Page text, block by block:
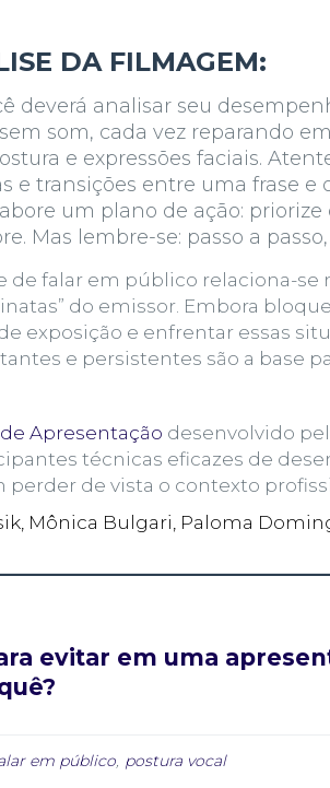
DA FILMAGEM:
deverá analisar seu
som, cada vez reparando
e expressões faciais.
e transições entre uma frase e
um plano de ação:
Mas lembre-se: passo a
de falar em público relaciona-se
do emissor. Embora
exposição e enfrentar essas
e persistentes são a base
Apresentação desenvolvido
técnicas eficazes de
perder de vista o contexto
Mônica Bulgari, Paloma
evitar em uma
em público postura vocal